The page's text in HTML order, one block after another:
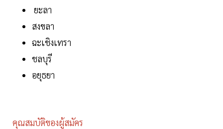
ยะลา
สงขลา
ฉะเชิงเทรา
ชลบุรี
อยุธยา
คุณสมบัติของผู้สมัคร